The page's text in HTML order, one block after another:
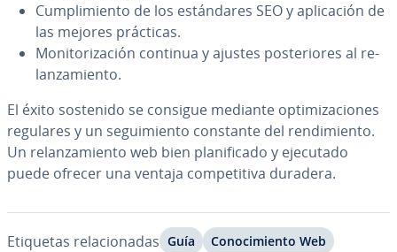
Cu­m­pli­mie­n­to de los es­tá­n­da­res SEO y apli­ca­ción de
las mejores prácticas.
Mo­ni­to­ri­za­ción continua y ajustes po­s­te­rio­res al re­
la­n­za­mie­n­to.
El éxito sostenido se consigue mediante op­ti­mi­za­cio­nes
regulares y un se­gui­mie­n­to constante del re­n­di­mie­n­to.
Un re­la­n­za­mie­n­to web bien pla­ni­fi­ca­do y ejecutado
puede ofrecer una ventaja co­m­pe­ti­ti­va duradera.
Etiquetas re­la­cio­na­das Guía Co­no­ci­mie­n­to Web